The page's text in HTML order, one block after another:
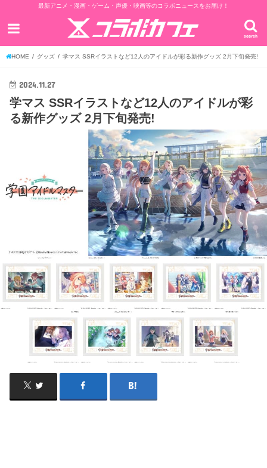
最新アニメ・漫画・ゲーム・声優・映画等のコラボニュースをお届け！
search
HOME グッズ 学マス SSRイラストなど12人のアイドルが彩る新作グッズ 2月下旬発売!
2024.11.27
学マス SSRイラストなど12人のアイドルが彩
る新作グッズ 2月下旬発売!